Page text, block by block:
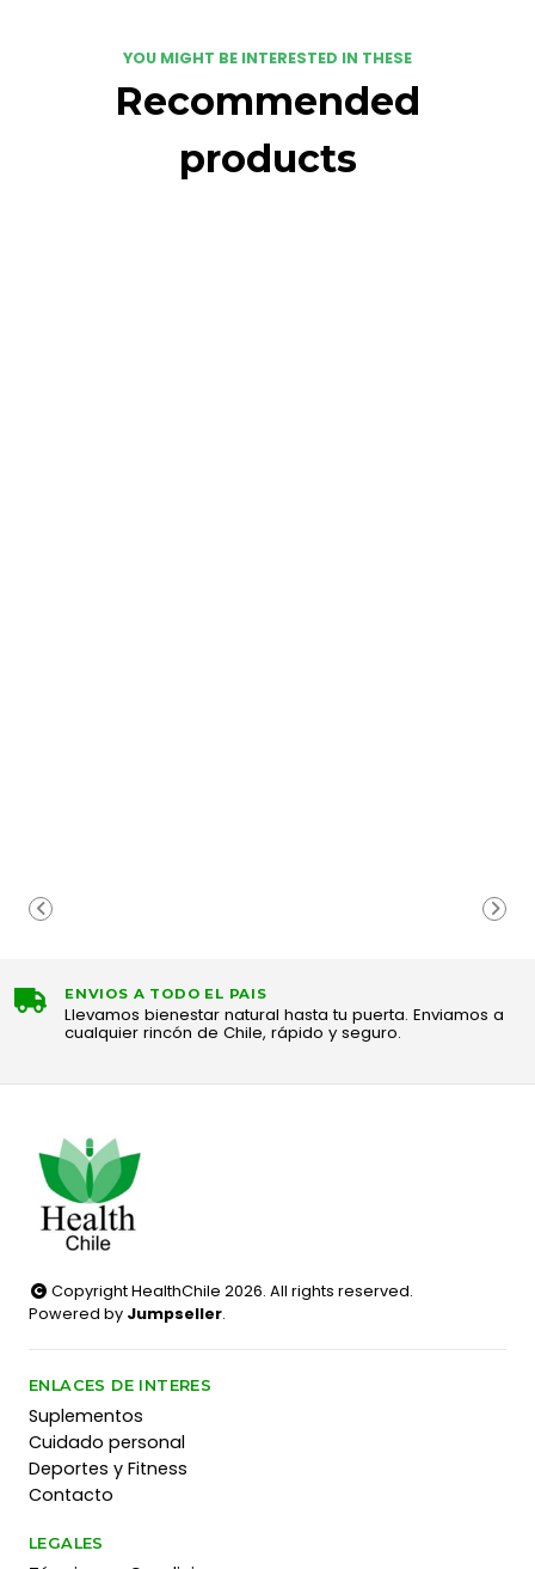
YOU MIGHT BE INTERESTED IN THESE
Recommended
products
ENVIOS A TODO EL PAIS
Llevamos bienestar natural hasta tu puerta. Enviamos a
cualquier rincón de Chile, rápido y seguro.
Copyright HealthChile 2026. All rights reserved.
Powered by Jumpseller.
ENLACES DE INTERES
Suplementos
Cuidado personal
Deportes y Fitness
Contacto
LEGALES